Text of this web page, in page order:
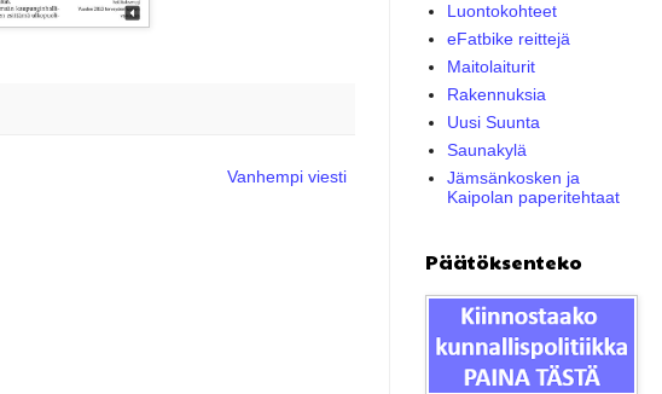
Vanhempi viesti
Luontokohteet
eFatbike reittejä
Maitolaiturit
Rakennuksia
Uusi Suunta
Saunakylä
Jämsänkosken ja
Kaipolan paperitehtaat
Päätöksenteko